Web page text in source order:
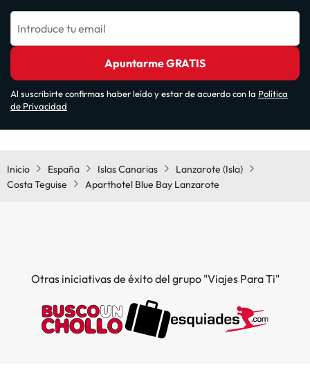
Introduce tu email
Apuntarme GRATIS
Al suscribirte confirmas haber leído y estar de acuerdo con la Política
de Privacidad
Inicio España Islas Canarias
Lanzarote (Isla)
Costa Teguise
Aparthotel Blue Bay Lanzarote
Otras iniciativas de éxito del grupo "Viajes Para Ti"